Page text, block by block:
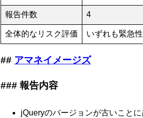
報告件数 4
全体的なリスク評価 いずれも緊急
アマネイメージズ
報告内容
jQueryのバージョンが古いこと